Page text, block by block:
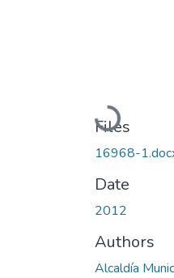
Loading...
Files
16968-
Date
2012
Authors
Alcaldía